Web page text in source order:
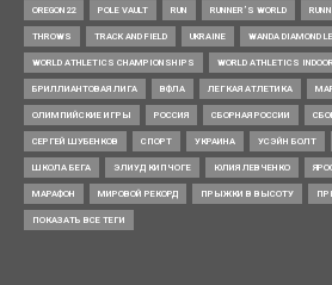
OREGON22 POLE VAULT RUN RUNNER’S WORLD
THROWS TRACK AND FIELD UKRAINE WANDA DIAMOND
WORLD ATHLETICS CHAMPIONSHIPS WORLD ATHLETICS
БРИЛЛИАНТОВАЯ ЛИГА ВФЛА ЛЕГКАЯ АТЛЕТИКА
ОЛИМПИЙСКИЕ ИГРЫ РОССИЯ СБОРНАЯ РОССИИ
СЕРГЕЙ ШУБЕНКОВ СПОРТ УКРАИНА УСЭЙН БОЛТ
ШКОЛА БЕГА ЭЛИУД КИПЧОГЕ ЮЛИЯ ЛЕВЧЕНКО
МАРАФОН МИРОВОЙ РЕКОРД ПРЫЖКИ В ВЫСОТУ
ПОКАЗАТЬ ВСЕ ТЕГИ